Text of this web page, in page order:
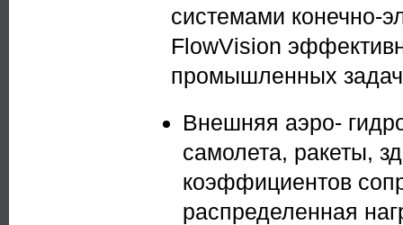
системами конечно-
FlowVision
промышленных
Внешняя аэро-
самолета, ракеты,
коэффициентов
распределенная